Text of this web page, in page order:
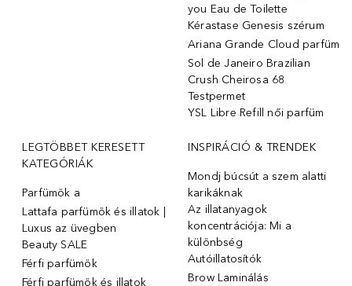
you Eau de Toilette
Kérastase Genesis szérum
Ariana Grande Cloud parfüm
Sol de Janeiro Brazilian
Crush Cheirosa 68
Testpermet
YSL Libre Refill női parfüm
LEGTÖBBET KERESETT
KATEGÓRIÁK
Parfümök ️a
Lattafa parfümök és illatok |
Luxus az üvegben
Beauty SALE
Férfi parfümök
Férfi parfümök és illatok
INSPIRÁCIÓ & TRENDEK
Mondj búcsút a szem alatti
karikáknak
Az illatanyagok
koncentrációja: Mi a
különbség
Autóillatosítók
Brow Laminálás